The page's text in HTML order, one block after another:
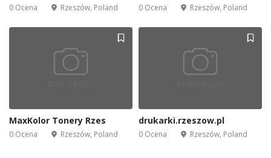
0 Ocena Rzeszów, Poland 0 Ocena Rzeszów, Poland
MaxKolor Tonery Rzes
0 Ocena Rzeszów, Poland
drukarki.rzeszow.pl
0 Ocena Rzeszów, Poland